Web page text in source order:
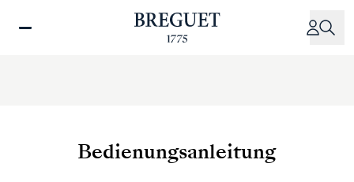
zum
Bedienungsanleitung